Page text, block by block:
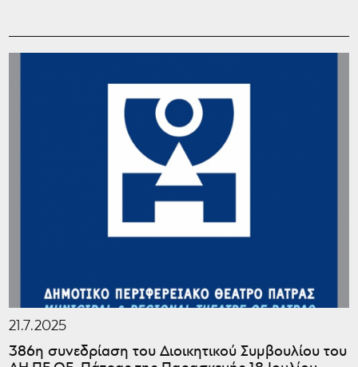
21.7.2025
386η συνεδρίαση του Διοικητικού Συμβουλίου του